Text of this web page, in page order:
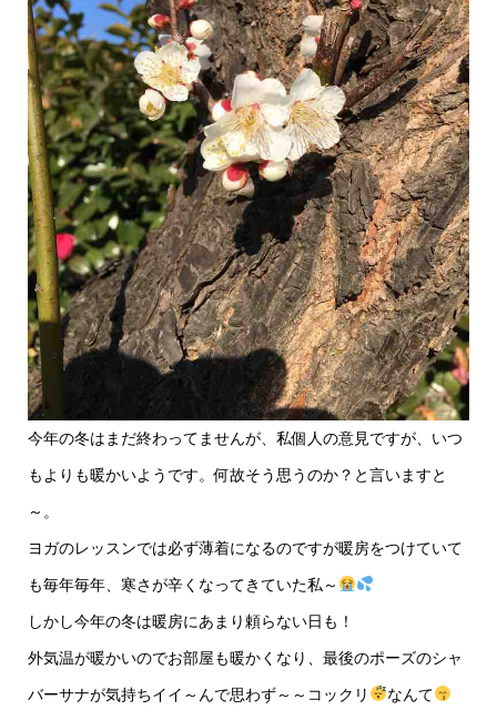
今年の冬はまだ終わってませんが、私個人の意見ですが、いつ
もよりも暖かいようです。何故そう思うのか？と言いますと
～。
ヨガのレッスンでは必ず薄着になるのですが暖房をつけていて
も毎年毎年、寒さが辛くなってきていた私～
しかし今年の冬は暖房にあまり頼らない日も！
外気温が暖かいのでお部屋も暖かくなり、最後のポーズのシャ
バーサナが気持ちイイ～んで思わず～～コックリ なんて